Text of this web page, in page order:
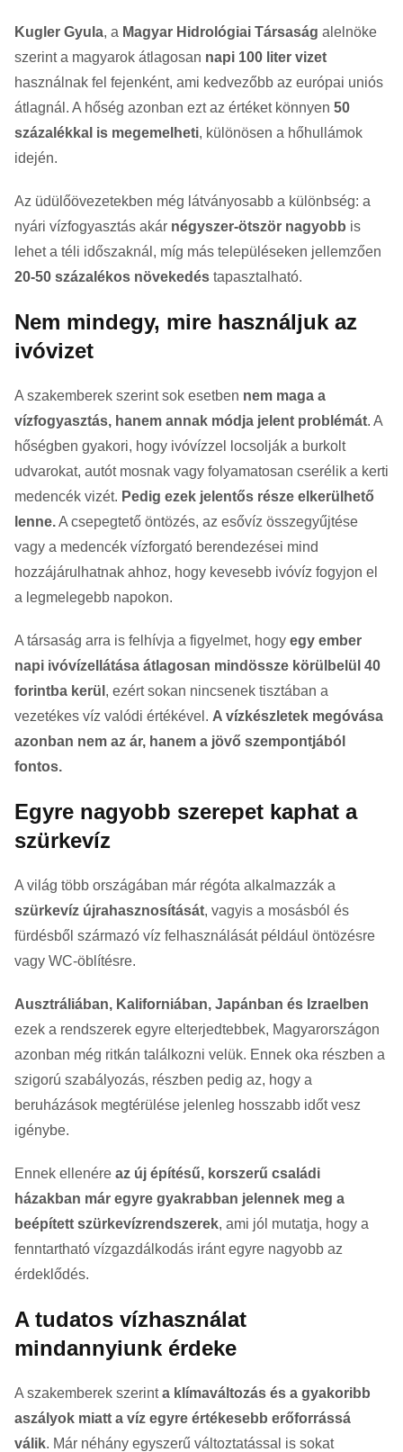
Kugler Gyula, a Magyar Hidrológiai Társaság alelnöke
szerint a magyarok átlagosan napi 100 liter vizet
használnak fel fejenként, ami kedvezőbb az európai uniós
átlagnál. A hőség azonban ezt az értéket könnyen 50
százalékkal is megemelheti, különösen a hőhullámok
idején.
Az üdülőövezetekben még látványosabb a különbség: a
nyári vízfogyasztás akár négyszer-ötször nagyobb is
lehet a téli időszaknál, míg más településeken jellemzően
20-50 százalékos növekedés tapasztalható.
Nem mindegy, mire használjuk az
ivóvizet
A szakemberek szerint sok esetben nem maga a
vízfogyasztás, hanem annak módja jelent problémát. A
hőségben gyakori, hogy ivóvízzel locsolják a burkolt
udvarokat, autót mosnak vagy folyamatosan cserélik a kerti
medencék vizét. Pedig ezek jelentős része elkerülhető
lenne.A csepegtető öntözés, az esővíz összegyűjtése
vagy a medencék vízforgató berendezései mind
hozzájárulhatnak ahhoz, hogy kevesebb ivóvíz fogyjon el
a legmelegebb napokon.
A társaság arra is felhívja a figyelmet, hogy egy ember
napi ivóvízellátása átlagosan mindössze körülbelül 40
forintba kerül , ezért sokan nincsenek tisztában a
vezetékes víz valódi értékével. A vízkészletek megóvása
azonban nem az ár, hanem a jövő szempontjából
fontos.
Egyre nagyobb szerepet kaphat a
szürkevíz
A világ több országában már régóta alkalmazzák a
szürkevíz újrahasznosítását, vagyis a mosásból és
fürdésből származó víz felhasználását például öntözésre
vagy WC-öblítésre.
Ausztráliában, Kaliforniában, Japánban és Izraelben
ezek a rendszerek egyre elterjedtebbek, Magyarországon
azonban még ritkán találkozni velük. Ennek oka részben a
szigorú szabályozás, részben pedig az, hogy a
beruházások megtérülése jelenleg hosszabb időt vesz
igénybe.
Ennek ellenére az új építésű, korszerű családi
házakban már egyre gyakrabban jelennek meg a
beépített szürkevízrendszerek, ami jól mutatja, hogy a
fenntartható vízgazdálkodás iránt egyre nagyobb az
érdeklődés.
A tudatos vízhasználat
mindannyiunk érdeke
A szakemberek szerinta klímaváltozás és a gyakoribb
aszályok miatt a víz egyre értékesebb erőforrássá
válik. Már néhány egyszerű változtatással is sokat